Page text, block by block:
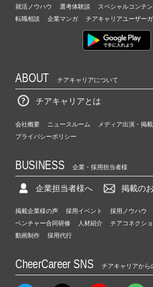
就活ノウハウ 選考体験談 スペシャルコンテ
転職相談
企業マンガ チアキャリアユーザー
ABOUT チアキャリアについて
チアキャリアとは
会社概要 ニュースルーム
メディア出演・掲載
プライバシーポリシー
BUSINESS 企業・採用担当者様
企業担当者様へ 掲載の
掲載企業様の声 採用イベント 採用ノウハウ
ベンチャー合同研修
人材紹介 チアコネクシ
動画制作
採用代行
CheerCareer SNS チアキャリアから